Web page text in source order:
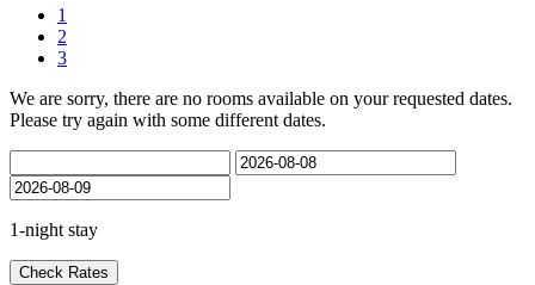
1
2
3
We are sorry, there are no rooms available on your requested dates.
Please try again with some different dates.
1-night stay
Check Rates